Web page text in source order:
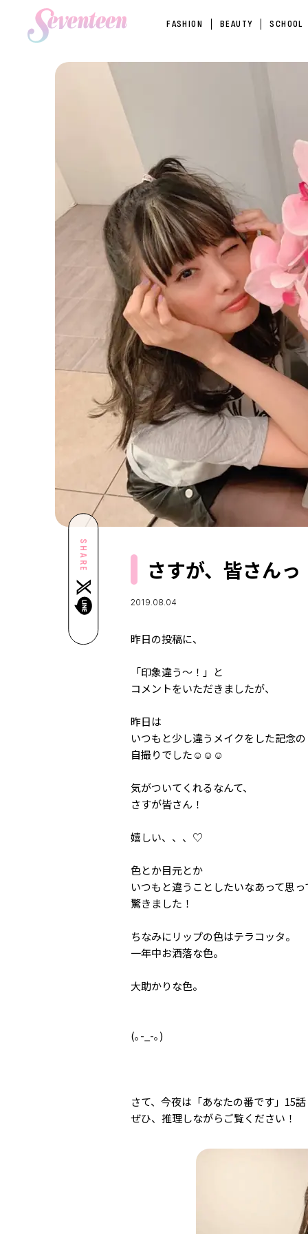
FASHION BEAUTY SCHOOL
SHARE さすが、皆さんっ
2019.08.04
昨日の投稿に、
「印象違う〜！」と
コメントをいただきましたが、
昨日は
いつもと少し違うメイクをした記念の
自撮りでした☺︎☺︎☺︎
気がついてくれるなんて、
さすが皆さん！
嬉しい、、、♡
色とか目元とか
いつもと違うことしたいなあって思
驚きました！
ちなみにリップの色はテラコッタ。
一年中お洒落な色。
大助かりな色。
(｡-_-｡)
さて、今夜は「あなたの番です」15
ぜひ、推理しながらご覧ください！